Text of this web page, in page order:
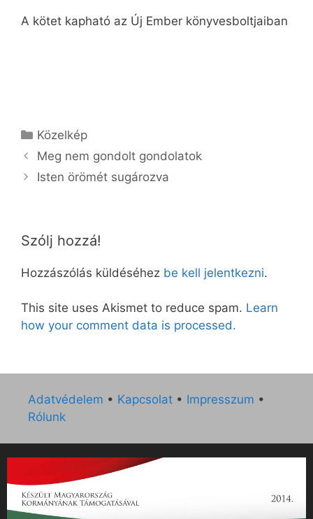
A kötet kapható az Új Ember könyvesboltjaiban
Kategória
Közelkép
Meg nem gondolt gondolatok
Isten örömét sugározva
Szólj hozzá!
Hozzászólás küldéséhez be kell jelentkezni.
This site uses Akismet to reduce spam. Learn
how your comment data is processed.
Adatvédelem • Kapcsolat • Impresszum •
Rólunk